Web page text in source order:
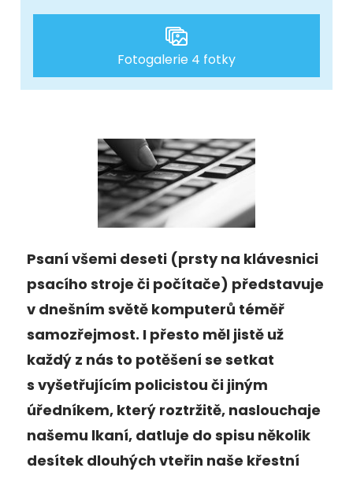
Fotogalerie 4 fotky
Psaní všemi deseti (prsty na klávesnici
psacího stroje či počítače) představuje
v dnešním světě komputerů téměř
samozřejmost. I přesto měl jistě už
každý z nás to potěšení se setkat
s vyšetřujícím policistou či jiným
úředníkem, který roztržitě, naslouchaje
našemu lkaní, datluje do spisu několik
desítek dlouhých vteřin naše křestní